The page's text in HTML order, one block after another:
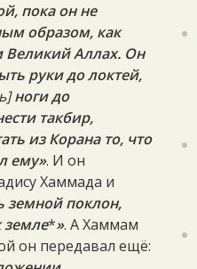
пока он не
образом, как
Великий Аллах. Он
руки до локтей,
ноги до
такбир,
из Корана то, что
ему». И он
Хаммада и
земной поклон,
*». А Хаммам
он передавал ещё: